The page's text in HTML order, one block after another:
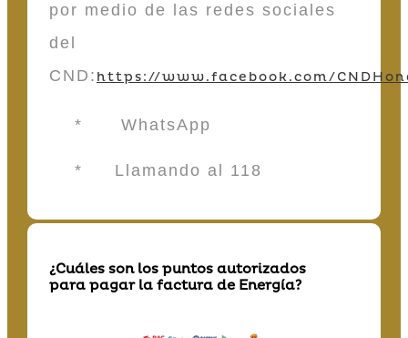
por medio de las redes sociales
del
CND: https://www.facebook.com/
* WhatsApp
* Llamando al 118
¿Cuáles son los puntos autorizados
para pagar la factura de Energía?